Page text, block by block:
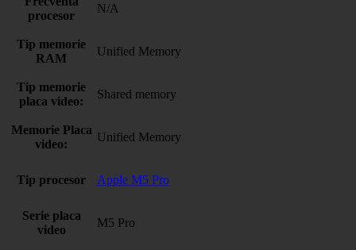
procesor
N/A
Tip memorie
RAM
Unified Memory
Tip memorie
placa video:
Shared memory
Memorie Placa
video:
Unified Memory
Tip procesor Apple M5 Pro
Serie placa
video
M5 Pro